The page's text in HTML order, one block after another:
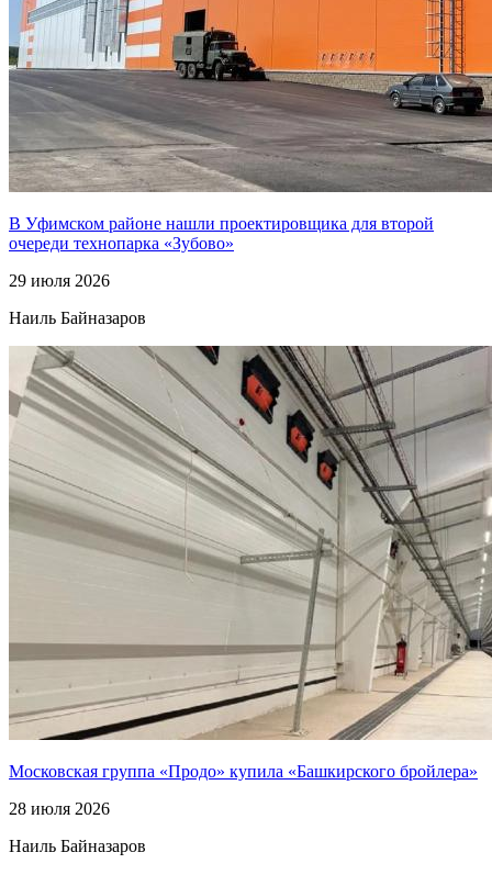
В Уфимском районе нашли проектировщика для второй
очереди технопарка «Зубово»
29 июля 2026
Наиль Байназаров
Московская группа «Продо» купила «Башкирского бройлера»
28 июля 2026
Наиль Байназаров